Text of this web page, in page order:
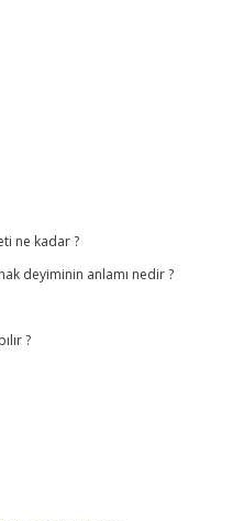
ne kadar ?
deyiminin anlamı nedir ?
?